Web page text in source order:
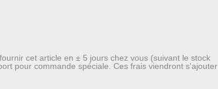
cet article en ± 5 jours chez vous (suivant le stock
pour commande spéciale. Ces frais viendront s'ajouter